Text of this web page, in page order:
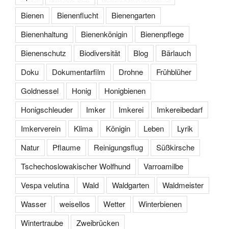
Bienen
Bienenflucht
Bienengarten
Bienenhaltung
Bienenkönigin
Bienenpflege
Bienenschutz
Biodiversität Blog
Bärlauch
Doku
Dokumentarfilm Drohne
Frühblüher
Goldnessel
Honig
Honigbienen
Honigschleuder
Imker Imkerei
Imkereibedarf
Imkerverein
Klima Königin Leben
Lyrik
Natur
Pflaume Reinigungsflug
Süßkirsche
Tschechoslowakischer Wolfhund
Varroamilbe
Vespa velutina
Wald Waldgarten
Waldmeister
Wasser
weisellos Wetter
Winterbienen
Wintertraube
Zweibrücken